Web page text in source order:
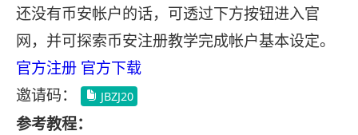
还没有币安帐户的话，可透过下方按钮进入官
网，并可探索币安注册教学完成帐户基本设定。
官方注册 官方下载
邀请码：
JBZJ20
参考教程：